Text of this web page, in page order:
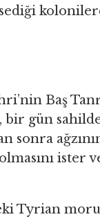
Baş
gün
sonra
ister
Tyrian